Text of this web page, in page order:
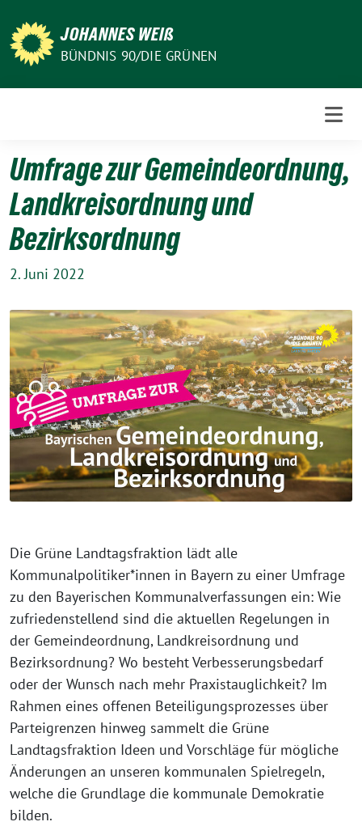
zum
Inhalt
JOHANNES WEIß
BÜNDNIS 90/DIE GRÜNEN
Umfrage zur Gemeindeordnung,
Landkreisordnung und
Bezirksordnung
2. Juni 2022
Die Grüne Landtagsfraktion lädt alle
Kommunalpolitiker*innen in Bayern zu einer Umfrage
zu den Bayerischen Kommunalverfassungen ein: Wie
zufriedenstellend sind die aktuellen Regelungen in
der Gemeindeordnung, Landkreisordnung und
Bezirksordnung? Wo besteht Verbesserungsbedarf
oder der Wunsch nach mehr Praxistauglichkeit? Im
Rahmen eines offenen Beteiligungsprozesses über
Parteigrenzen hinweg sammelt die Grüne
Landtagsfraktion Ideen und Vorschläge für mögliche
Änderungen an unseren kommunalen Spielregeln,
welche die Grundlage die kommunale Demokratie
bilden.